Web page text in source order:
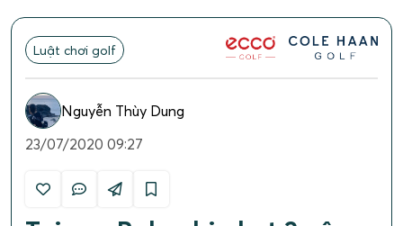
Luật chơi golf
Nguyễn Thùy Dung
23/07/2020 09:27